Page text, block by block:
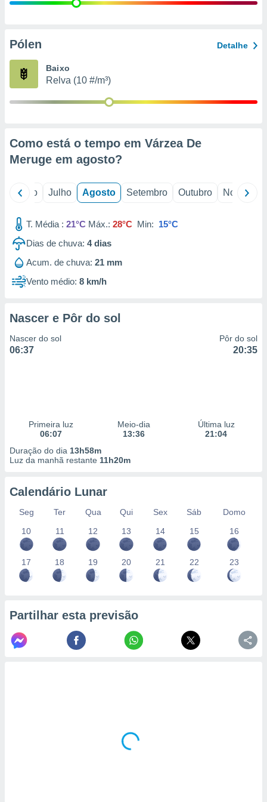
e
de
Pólen Detalhe
Baixo
Relva (10 #/m³)
Como está o tempo em Várzea De
Meruge em agosto?
Junho Julho Agosto Setembro Outubro Novembro
T. Média : 21°C Máx.: 28°C Min: 15°C
Dias de chuva: 4dias
Acum. de chuva: 21 mm
Vento médio: 8 km/h
Nascer e Pôr do sol
Nascer do sol
06:37
Pôr do sol
20:35
Primeira luz
06:07
Meio-dia
13:36
Última luz
21:04
Duração do dia 13h58m
Luz da manhã restante 11h20m
Calendário Lunar
Seg Ter Qua Qui Sex Sáb
Domo
10
11 12 13 14 15 16
17 18 19 20 21 22 23
Partilhar esta previsão